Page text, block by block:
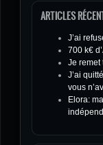
ARTICLES
J’ai
700 k€
Je remet
J’ai
vous
Elora: